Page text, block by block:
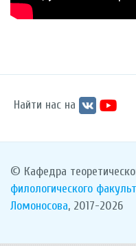
Найти нас на
© Кафедра
филологического
Ломоносова, 2017-2026